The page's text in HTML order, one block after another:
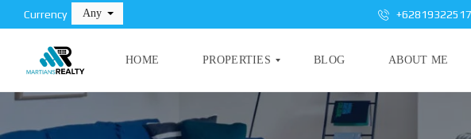
Currency Any
HOME PROPERTIES BLOG ABOUT ME